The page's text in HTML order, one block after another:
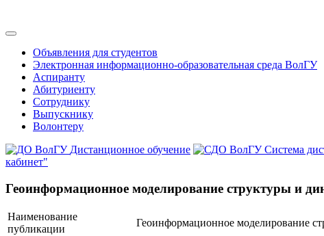
Объявления для студентов
Электронная информационно-образовательная среда ВолГУ
Аспиранту
Абитуриенту
Сотруднику
Выпускнику
Волонтеру
Дистанционное обучение
Система
кабинет"
Геоинформационное моделирование структуры и
Наименование
публикации
Геоинформационное моделирование